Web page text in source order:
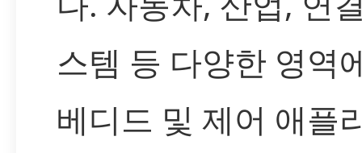
스템 등 다양한 영역
베디드 및 제어 애플